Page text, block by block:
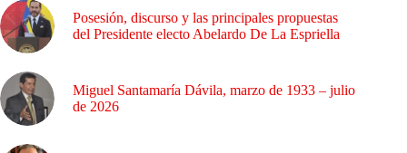
Posesión, discurso y las principales propuestas
del Presidente electo Abelardo De La Espriella
Miguel Santamaría Dávila, marzo de 1933 – julio
de 2026